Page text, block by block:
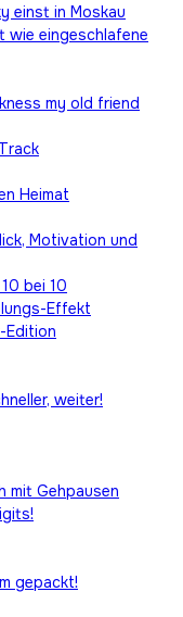
einst in Moskau
wie eingeschlafene
my old friend
Heimat
Motivation und
bei 10
Effekt
Edition
weiter!
mit Gehpausen
gepackt!